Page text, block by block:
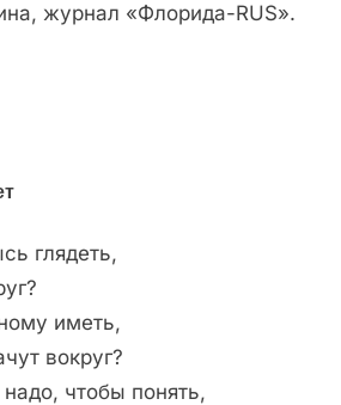
журнал «Флорида-RUS».
глядеть,
иметь,
вокруг?
чтобы понять,